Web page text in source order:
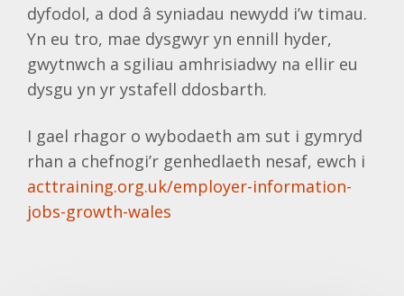
dyfodol, a dod â syniadau newydd i’w timau.
Yn eu tro, mae dysgwyr yn ennill hyder,
gwytnwch a sgiliau amhrisiadwy na ellir eu
dysgu yn yr ystafell ddosbarth.
I gael rhagor o wybodaeth am sut i gymryd
rhan a chefnogi’r genhedlaeth nesaf, ewch i
acttraining.org.uk/employer-information-
jobs-growth-wales